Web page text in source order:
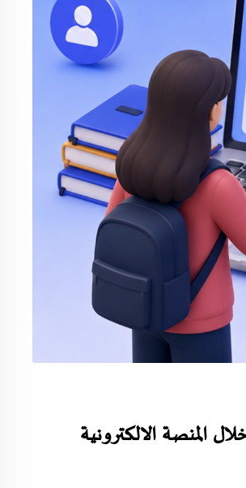
المنصة الالكترونية